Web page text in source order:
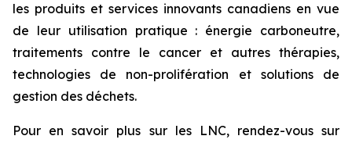
les produits et services innovants canadiens en vue
de leur utilisation pratique : énergie carboneutre,
traitements contre le cancer et autres thérapies,
technologies de non-prolifération et solutions de
gestion des déchets.
Pour en savoir plus sur les LNC, rendez-vous sur